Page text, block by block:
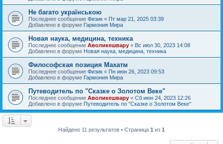
Не багато українською
Последнее сообщение Физик « Пт мар 21, 2025 03:39
Добавлено в форуме Гармония Мира
Новая наука, медицина, техника
Последнее сообщение Аволикешвару « Вс июл 30, 2023 14:08
Добавлено в форуме Новая наука, медицина, техника
Философская позиция Махатм
Последнее сообщение Физик « Пн июн 26, 2023 09:53
Добавлено в форуме Гармония Мира
Путеводитель по "Сказке о Золотом Веке"
Последнее сообщение Аволикешвару « Сб июн 24, 2023 12:26
Добавлено в форуме Путеводитель по "Сказке о Золотом Веке"
Найдено 11 результатов • Страница 1 из 1